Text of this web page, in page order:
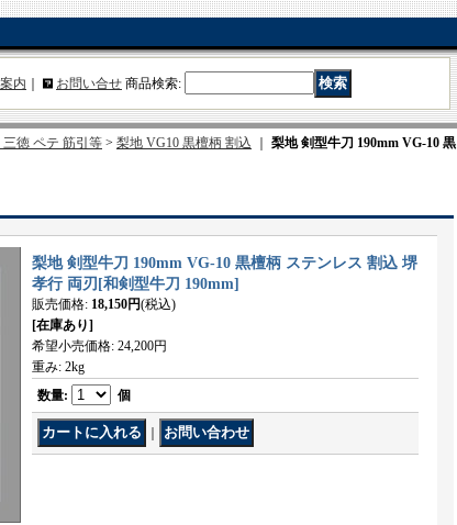
内 お問い合せ 商品検索:
徳 ペテ 筋引等 > 梨地 VG10 黒檀柄 割込
梨地 剣型牛刀 190mm VG-10 黒
梨地 剣型牛刀 190mm VG-10 黒檀柄 ステンレス 割込 堺
孝行 両刃 [和剣型牛刀 190mm]
販売価格: 18,150円(税込)
[在庫あり]
希望小売価格: 24,200円
重み: 2kg
数量: 個